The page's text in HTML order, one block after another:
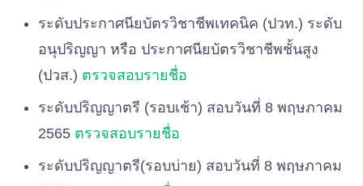
ระดับประกาศนียบัตรวิชาชีพเทคนิค (ปวท.) ระดับ
อนุปริญญา หรือ ประกาศนียบัตรวิชาชีพชั้นสูง
(ปวส.) ตรวจสอบรายชื่อ
ระดับปริญญาตรี (รอบเช้า) สอบวันที่ 8 พฤษภาคม
2565 ตรวจสอบรายชื่อ
ระดับปริญญาตรี(รอบบ่าย) สอบวันที่ 8 พฤษภาคม